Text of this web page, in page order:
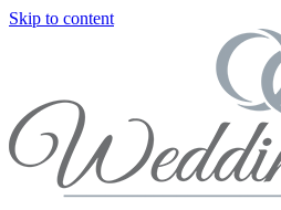
Skip to content